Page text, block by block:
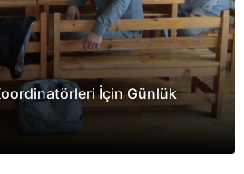
İçin Günlük